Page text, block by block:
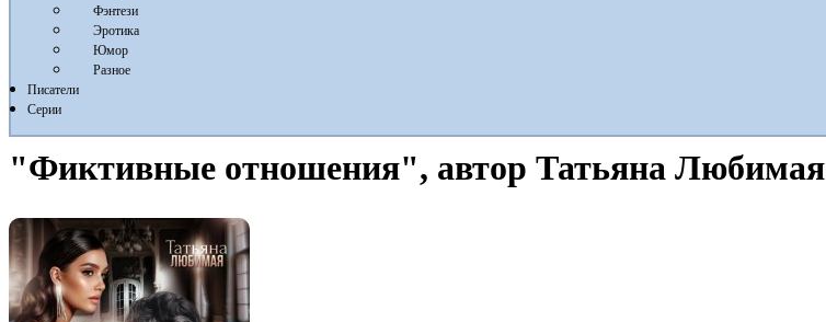
Фэнтези
Эротика
Юмор
Разное
Писатели
Серии
"Фиктивные отношения", автор Татьяна Любимая